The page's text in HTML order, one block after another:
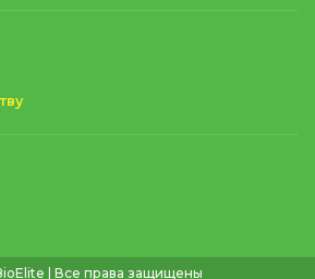
| Все права защищены